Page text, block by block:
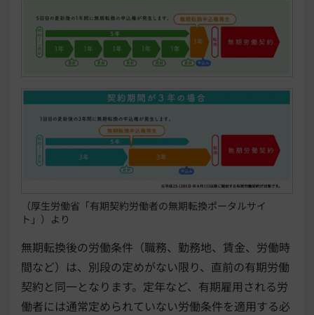
（厚生労働省「有期契約労働者の無期転換ポータルサイ
ト」）より
無期転換後の労働条件（職務、勤務地、賃金、労働時
間など）は、別段の定めがない限り、直前の有期労働
契約と同一となります。定年など、有期雇用される労
働者には通常定められていない労働条件を適用する必